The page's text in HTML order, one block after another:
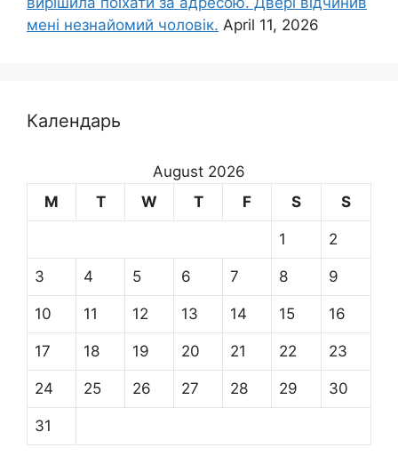
мені незнайомий чоловік. April 11, 2026
Календарь
August 2026
M
T W T F S S
1 2
3 4 5 6 7 8 9
10 11 12 13 14 15 16
17 18 19 20 21 22 23
24 25 26 27 28 29 30
31